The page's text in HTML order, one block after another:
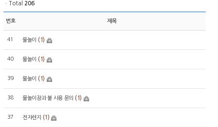
ㆍTotal 206
번호 제목
41 물놀이 (1)
40 물놀이 (1)
39 물놀이 (1)
38 물놀이장과 불 사용 문의 (1)
37 전자렌지 (1)